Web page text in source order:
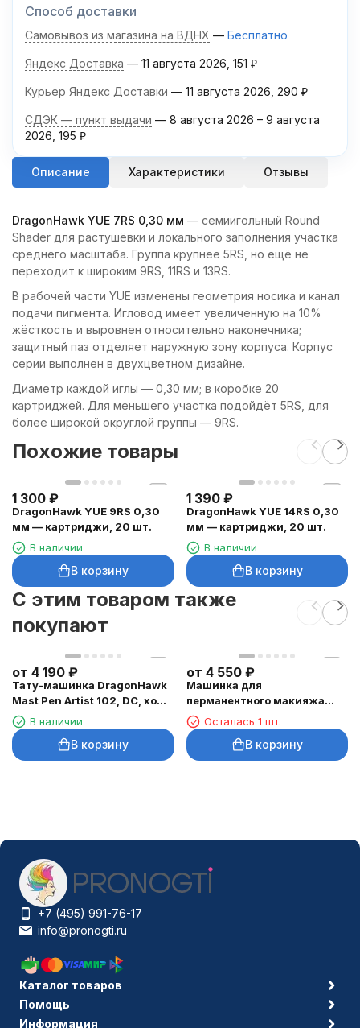
Способ доставки
Самовывоз из магазина на ВДНХ Бесплатно
Яндекс Доставка 11 августа 2026 151 ₽
Курьер Яндекс Доставки 11 августа 2026 290 ₽
СДЭК — пункт выдачи 8 августа 2026 – 9 августа
2026 195 ₽
Описание Характеристики Отзывы
DragonHawk YUE 7RS 0,30 мм — семиигольный Round
Shader для растушёвки и локального заполнения участка
среднего масштаба. Группа крупнее 5RS, но ещё не
переходит к широким 9RS, 11RS и 13RS.
В рабочей части YUE изменены геометрия носика и канал
подачи пигмента. Игловод имеет увеличенную на 10%
жёсткость и выровнен относительно наконечника;
защитный паз отделяет наружную зону корпуса. Корпус
серии выполнен в двухцветном дизайне.
Диаметр каждой иглы — 0,30 мм; в коробке 20
картриджей. Для меньшего участка подойдёт 5RS, для
более широкой округлой группы — 9RS.
Похожие товары
1 300 ₽
DragonHawk YUE 9RS 0,30
мм — картриджи, 20 шт.
В наличии
В корзину
1 390 ₽
DragonHawk YUE 14RS 0,30
мм — картриджи, 20 шт.
В наличии
В корзину
C этим товаром также
покупают
от 4 190 ₽
Тату-машинка DragonHawk
Mast Pen Artist 102, DC, ход
3,5 ммВ наличии
В корзину
от 4 550 ₽
Машинка для
перманентного макияжа
DragonHawk Mast Tour Air,
RCA, ход 2,3 мм
Осталась 1 шт.
В корзину
+7 (495) 991-76-17
info@pronogti.ru
Каталог товаров
Помощь
Информация